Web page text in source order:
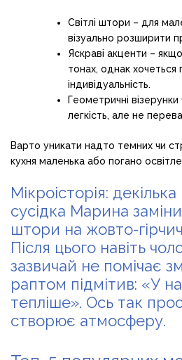
Світлі штори – для
візуально розширити
Яскраві акценти –
тонах, однак хочеться
індивідуальність.
Геометричні
легкість, але не
Варто уникати надто темних чи
кухня маленька або погано
Мікроісторія:
сусідка Марина
штори на жовто-
Після цього навіть
зазвичай не помічає
раптом підмітив: «У
тепліше». Ось так
створює атмосферу.